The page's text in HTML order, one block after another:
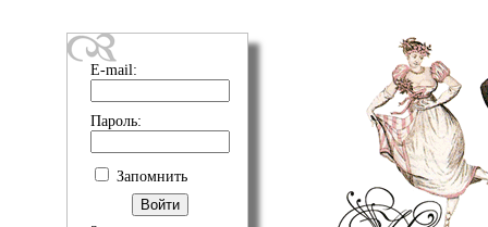
E-mail:
Пароль:
Запомнить